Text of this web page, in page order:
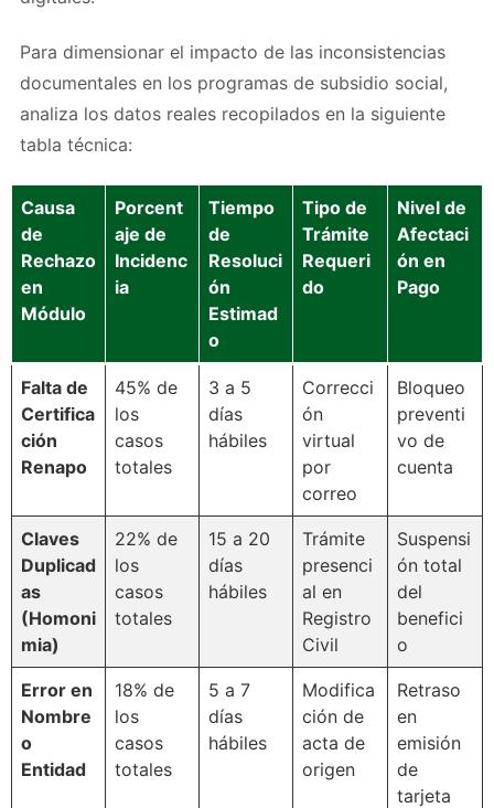
Para dimensionar el impacto de las inconsistencias
documentales en los programas de subsidio social,
analiza los datos reales recopilados en la siguiente
tabla técnica:
Causa
de
Rechazo
en
Módulo
Porcent
aje de
Incidenc
ia
Tiempo
de
Resoluci
ón
Estimad
o
Tipo de
Trámite
Requeri
do
Nivel de
Afectaci
ón en
Pago
Falta de
Certifica
ción
Renapo
45% de
los
casos
totales
3 a 5
días
hábiles
Correcci
ón
virtual
por
correo
Bloqueo
preventi
vo de
cuenta
Claves
Duplicad
as
(Homoni
mia)
22% de
los
casos
totales
15 a 20
días
hábiles
Trámite
presenci
al en
Registro
Civil
Suspensi
ón total
del
benefici
o
Error en
Nombre
o
Entidad
18% de
los
casos
totales
5 a 7
días
hábiles
Modifica
ción de
acta de
origen
Retraso
en
emisión
de
tarjeta